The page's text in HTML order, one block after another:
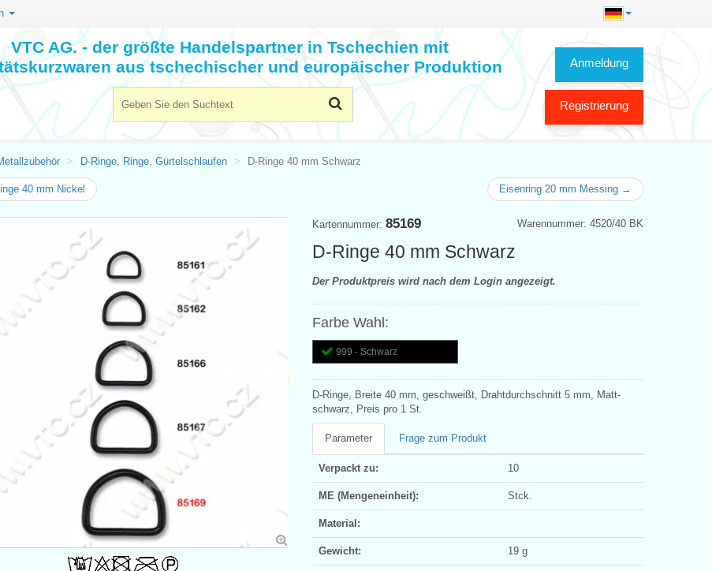
Anmeldung
Registrierung
VTC AG. - der größte Handelspartner in Tschechien mit
aus tschechischer und europäischer Produktion
D-Ringe, Ringe, Gürtelschlaufen D-Ringe 40 mm Schwarz
40 mm Nickel Eisenring 20 mm Messing →
Warennummer: 4520/40 BK
Kartennummer: 85169
D-Ringe 40 mm Schwarz
Der Produktpreis wird nach dem Login angezeigt.
Farbe Wahl:
999 - Schwarz
D-Ringe, Breite 40 mm, geschweißt, Drahtdurchschnitt 5 mm, Matt-
schwarz, Preis pro 1 St.
Parameter Frage zum Produkt
Verpackt zu: 10
ME (Mengeneinheit): Stck.
Material:
Gewicht: 19 g